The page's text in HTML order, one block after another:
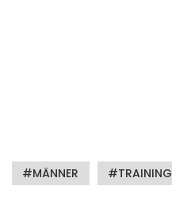
MÄNNER TRAINING